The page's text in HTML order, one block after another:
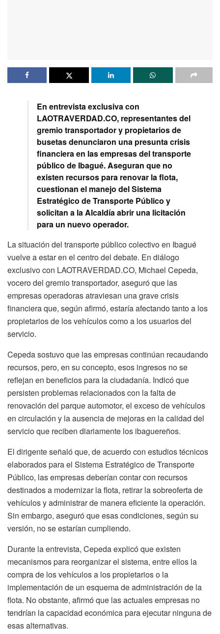
En entrevista exclusiva con
LAOTRAVERDAD.CO, representantes del
gremio transportador y propietarios de
busetas denunciaron una presunta crisis
financiera en las empresas del transporte
público de Ibagué. Aseguran que no
existen recursos para renovar la flota,
cuestionan el manejo del Sistema
Estratégico de Transporte Público y
solicitan a la Alcaldía abrir una licitación
para un nuevo operador.
La situación del transporte público colectivo en Ibagué
vuelve a estar en el centro del debate. En diálogo
exclusivo con LAOTRAVERDAD.CO, Michael Cepeda,
vocero del gremio transportador, aseguró que las
empresas operadoras atraviesan una grave crisis
financiera que, según afirmó, estaría afectando tanto a los
propietarios de los vehículos como a los usuarios del
servicio.
Cepeda sostuvo que las empresas continúan recaudando
recursos, pero, en su concepto, esos ingresos no se
reflejan en beneficios para la ciudadanía. Indicó que
persisten problemas relacionados con la falta de
renovación del parque automotor, el exceso de vehículos
en circulación y la ausencia de mejoras en la calidad del
servicio que reciben diariamente los ibaguereños.
El dirigente señaló que, de acuerdo con estudios técnicos
elaborados para el Sistema Estratégico de Transporte
Público, las empresas deberían contar con recursos
destinados a modernizar la flota, retirar la sobreoferta de
vehículos y administrar de manera eficiente la operación.
Sin embargo, aseguró que esas condiciones, según su
versión, no se estarían cumpliendo.
Durante la entrevista, Cepeda explicó que existen
mecanismos para reorganizar el sistema, entre ellos la
compra de los vehículos a los propietarios o la
implementación de un esquema de administración de la
flota. No obstante, afirmó que las actuales empresas no
tendrían la capacidad económica para ejecutar ninguna de
esas alternativas.